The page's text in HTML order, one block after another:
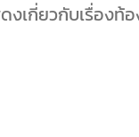
เกี่ยวกับเรื่องท้